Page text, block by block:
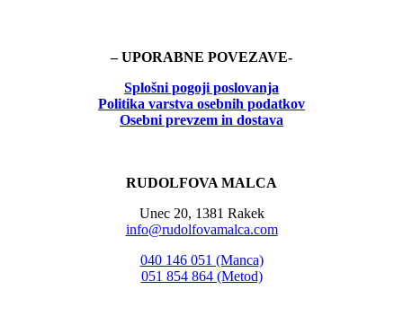
– UPORABNE POVEZAVE-
Splošni pogoji poslovanja
Politika varstva osebnih podatkov
Osebni prevzem in dostava
RUDOLFOVA MALCA
Unec 20, 1381 Rakek
info@rudolfovamalca.com
040 146 051 (Manca)
051 854 864 (Metod)